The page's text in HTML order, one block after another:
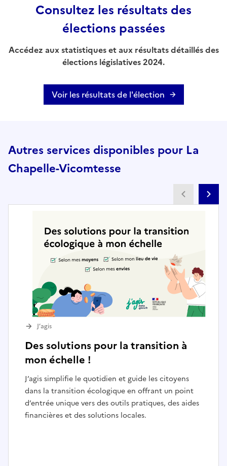
Consultez les résultats des
élections passées
Accédez aux statistiques et aux résultats détaillés des
élections législatives 2024.
Voir les résultats de l'élection
Autres services disponibles pour La
Chapelle-Vicomtesse
Des solutions pour la transition à
mon échelle !
J’agis simplifie le quotidien et guide les citoyens
dans la transition écologique en offrant un point
d’entrée unique vers des outils pratiques, des aides
financières et des solutions locales.
J’agis